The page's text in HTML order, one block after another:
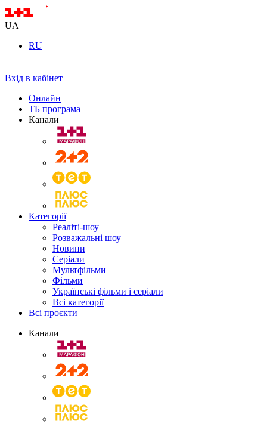
UA
RU
Вхід в кабінет
Онлайн
ТБ програма
Канали
Категорії
Реаліті-шоу
Розважальні шоу
Новини
Серіали
Мультфільми
Фільми
Українські фільми і серіали
Всі категорії
Всі проєкти
Канали